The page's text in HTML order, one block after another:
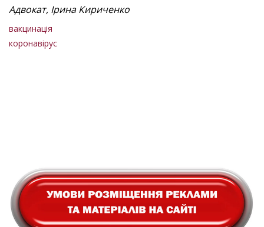
Адвокат, Ірина Кириченко
вакцинація
коронавірус